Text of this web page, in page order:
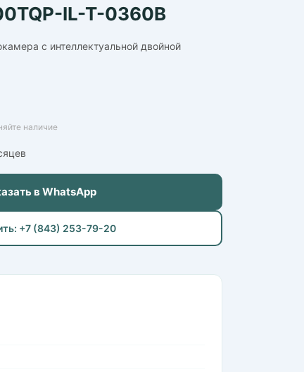
IL-T-0360B
с интеллектуальной двойной
наличие
в WhatsApp
+7 (843) 253-79-20